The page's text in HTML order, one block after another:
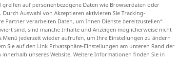
auf personenbezogene Daten wie Browserdaten oder
Auswahl von Akzeptieren aktivieren Sie Tracking-
Partner verarbeiten Daten, um Ihnen Dienste bereitzustellen“
sind, sind manche Inhalte und Anzeigen möglicherweise nicht
Menü jederzeit wieder aufrufen, um Ihre Einstellungen zu ändern
Sie auf den Link Privatsphäre-Einstellungen am unteren Rand der
unseres Website. Weitere Informationen finden Sie in